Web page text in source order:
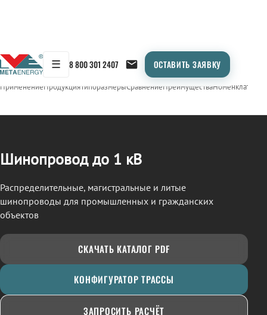
☰ 8 800 301 2407 ОСТАВИТЬ ЗАЯВКУ
← Продукция/ШИНОПРОВОД
ПрименениеПродукцияТипоразмерыСравнениеПреимуществаНоменклатура
Шинопровод до 1 кВ
Распределительные, магистральные и литые
шинопроводы для промышленных и гражданских
объектов
СКАЧАТЬ КАТАЛОГ PDF
КОНФИГУРАТОР ТРАССЫ
ЗАПРОСИТЬ РАСЧЁТ